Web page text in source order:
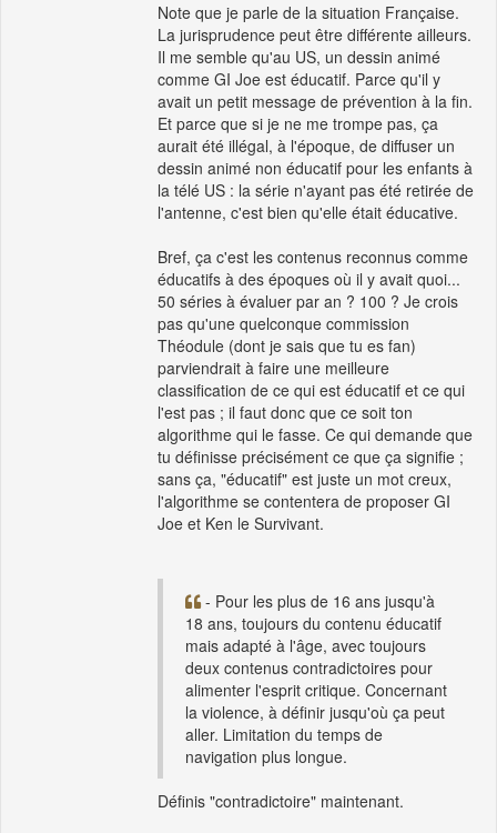
Note que je parle de la situation Française.
La jurisprudence peut être différente ailleurs.
Il me semble qu'au US, un dessin animé
comme GI Joe est éducatif. Parce qu'il y
avait un petit message de prévention à la fin.
Et parce que si je ne me trompe pas, ça
aurait été illégal, à l'époque, de diffuser un
dessin animé non éducatif pour les enfants à
la télé US : la série n'ayant pas été retirée de
l'antenne, c'est bien qu'elle était éducative.
Bref, ça c'est les contenus reconnus comme
éducatifs à des époques où il y avait quoi...
50 séries à évaluer par an ? 100 ? Je crois
pas qu'une quelconque commission
Théodule (dont je sais que tu es fan)
parviendrait à faire une meilleure
classification de ce qui est éducatif et ce qui
l'est pas ; il faut donc que ce soit ton
algorithme qui le fasse. Ce qui demande que
tu définisse précisément ce que ça signifie ;
sans ça, "éducatif" est juste un mot creux,
l'algorithme se contentera de proposer GI
Joe et Ken le Survivant.
- Pour les plus de 16 ans jusqu'à
18 ans, toujours du contenu éducatif
mais adapté à l'âge, avec toujours
deux contenus contradictoires pour
alimenter l'esprit critique. Concernant
la violence, à définir jusqu'où ça peut
aller. Limitation du temps de
navigation plus longue.
Définis "contradictoire" maintenant.